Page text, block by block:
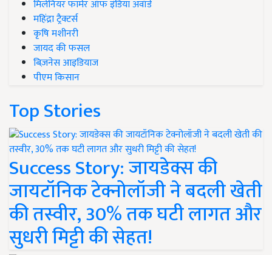
मिलेनियर फार्मर ऑफ इंडिया अवॉर्ड
महिंद्रा ट्रैक्टर्स
कृषि मशीनरी
जायद की फसल
बिज़नेस आइडियाज
पीएम किसान
Top Stories
Success Story: जायडेक्स की
जायटॉनिक टेक्नोलॉजी ने बदली खेती
की तस्वीर, 30% तक घटी लागत और
सुधरी मिट्टी की सेहत!